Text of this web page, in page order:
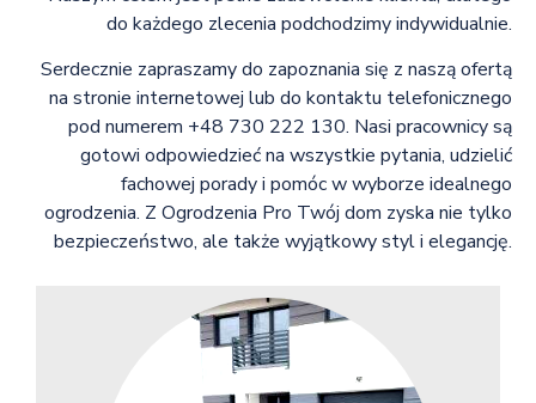
do każdego zlecenia podchodzimy indywidualnie.
Serdecznie zapraszamy do zapoznania się z naszą ofertą
na stronie internetowej lub do kontaktu telefonicznego
pod numerem +48 730 222 130. Nasi pracownicy są
gotowi odpowiedzieć na wszystkie pytania, udzielić
fachowej porady i pomóc w wyborze idealnego
ogrodzenia. Z Ogrodzenia Pro Twój dom zyska nie tylko
bezpieczeństwo, ale także wyjątkowy styl i elegancję.